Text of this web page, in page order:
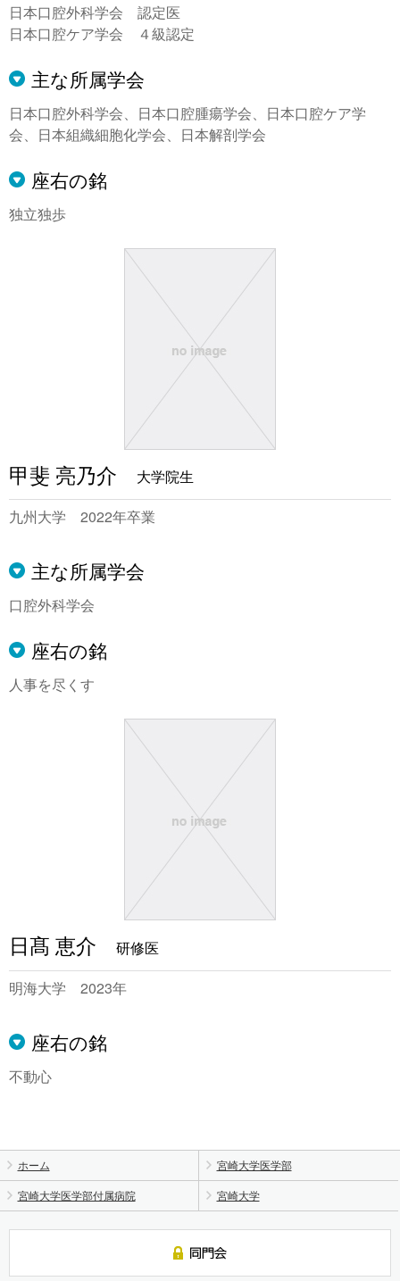
日本口腔外科学会 認定医
日本口腔ケア学会 ４級認定
主な所属学会
日本口腔外科学会、日本口腔腫瘍学会、日本口腔ケア学
会、日本組織細胞化学会、日本解剖学会
座右の銘
独立独歩
甲斐 亮乃介
大学院生
九州大学 2022年卒業
主な所属学会
口腔外科学会
座右の銘
人事を尽くす
日髙 恵介
研修医
明海大学 2023年
座右の銘
不動心
ホーム
宮崎大学医学部
宮崎大学医学部付属病院
宮崎大学